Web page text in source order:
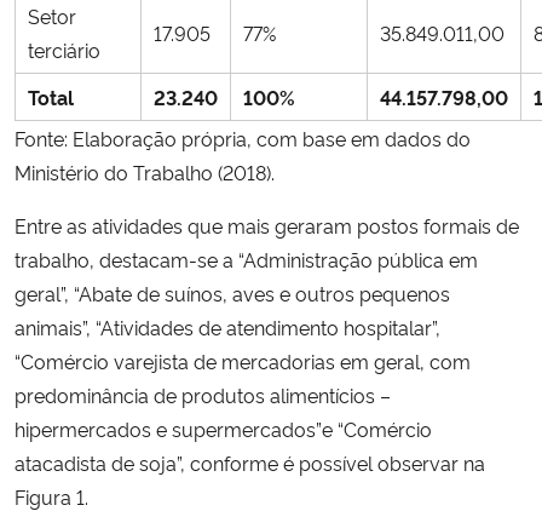
Setor
terciário
17.905 77% 35.849.011,00
Total 23.240 100% 44.157.798,00
Fonte: Elaboração própria, com base em dados do
Ministério do Trabalho (2018).
Entre as atividades que mais geraram postos formais de
trabalho, destacam-se a “Administração pública em
geral”, “Abate de suínos, aves e outros pequenos
animais”, “Atividades de atendimento hospitalar”,
“Comércio varejista de mercadorias em geral, com
predominância de produtos alimentícios –
hipermercados e supermercados”e “Comércio
atacadista de soja”, conforme é possível observar na
Figura 1.